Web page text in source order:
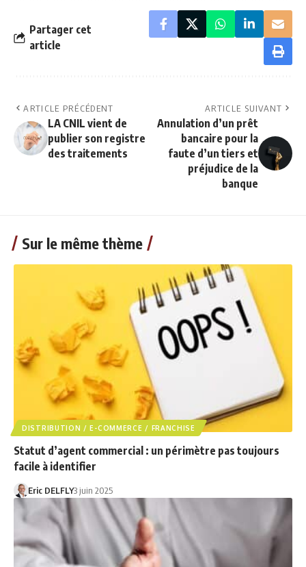
Partager cet
article
ARTICLE PRÉCÉDENT
LA CNIL vient de
publier son registre
des traitements
ARTICLE SUIVANT
Annulation d’un prêt
bancaire pour la
faute d’un tiers et
préjudice de la
banque
Sur le même thème
DISTRIBUTION / E-COMMERCE / FRANCHISE
Statut d’agent commercial : un périmètre pas toujours
facile à identifier
Eric DELFLY3 juin 2025